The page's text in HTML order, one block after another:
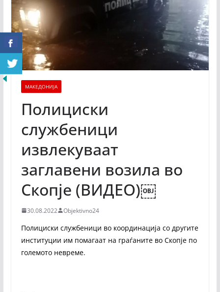
МАКЕДОНИЈА
Полициски
службеници
извлекуваат
заглавени возила во
Скопје (ВИДЕО)￼
30.08.2022 Objektivno24
Полициски службеници во координација со другите
институции им помагаат на граѓаните во Скопје по
големото невреме.